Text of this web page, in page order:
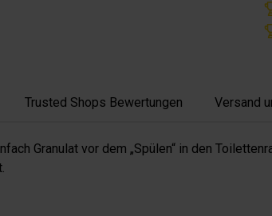
Trusted Shops Bewertungen Versand
Granulat vor dem „Spülen“ in den